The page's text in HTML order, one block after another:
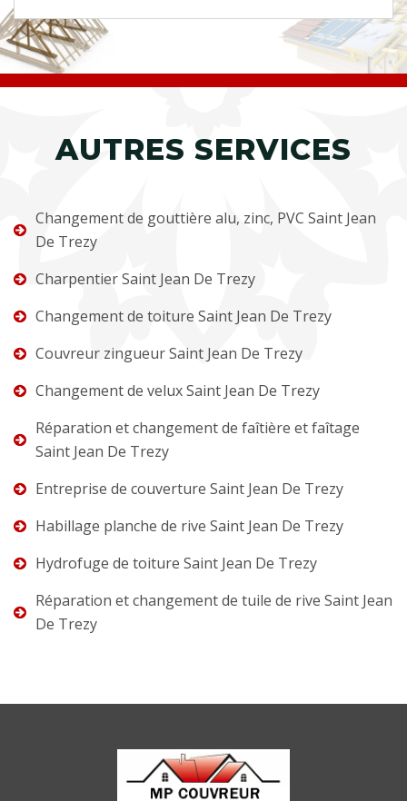
AUTRES SERVICES
Changement de gouttière alu, zinc, PVC Saint Jean
De Trezy
Charpentier Saint Jean De Trezy
Changement de toiture Saint Jean De Trezy
Couvreur zingueur Saint Jean De Trezy
Changement de velux Saint Jean De Trezy
Réparation et changement de faîtière et faîtage
Saint Jean De Trezy
Entreprise de couverture Saint Jean De Trezy
Habillage planche de rive Saint Jean De Trezy
Hydrofuge de toiture Saint Jean De Trezy
Réparation et changement de tuile de rive Saint Jean
De Trezy